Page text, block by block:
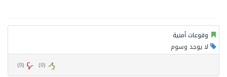
وقوعات أمنية
لا يوجد وسوم
(
0
) (
0
)